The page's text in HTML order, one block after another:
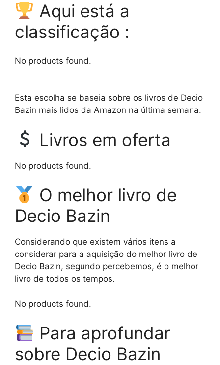
Aqui está a
classificação :
No products found.
Esta escolha se baseia sobre os livros de Decio
Bazin mais lidos da Amazon na última semana.
Livros em oferta
No products found.
O melhor livro de
Decio Bazin
Considerando que existem vários itens a
considerar para a aquisição do melhor livro de
Decio Bazin, segundo percebemos, é o melhor
livro de todos os tempos.
No products found.
Para aprofundar
sobre Decio Bazin